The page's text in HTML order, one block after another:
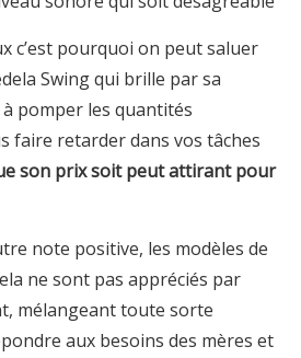
c’est pourquoi on peut saluer
Swing qui brille par sa
pomper les quantités
faire retarder dans vos tâches
son prix soit peut attirant pour
note positive, les modèles de
ne sont pas appréciés par
mélangeant toute sorte
aux besoins des mères et